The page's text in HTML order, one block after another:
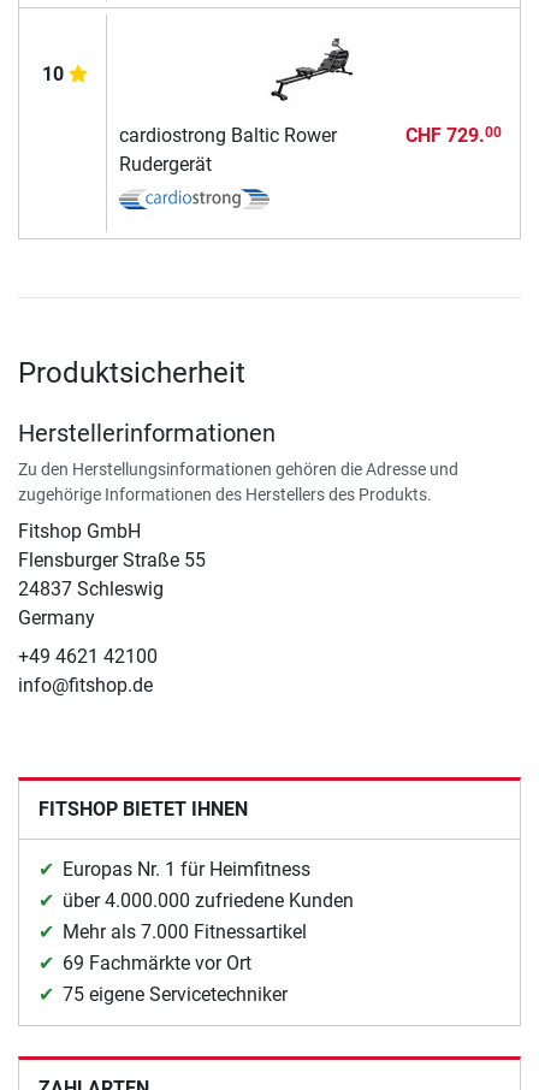
10
cardiostrong Baltic Rower
Rudergerät
CHF 729.00
Produktsicherheit
Herstellerinformationen
Zu den Herstellungsinformationen gehören die Adresse und
zugehörige Informationen des Herstellers des Produkts.
Fitshop GmbH
Flensburger Straße 55
24837 Schleswig
Germany
+49 4621 42100
info@fitshop.de
FITSHOP BIETET IHNEN
Europas Nr. 1 für Heimfitness
über 4.000.000 zufriedene Kunden
Mehr als 7.000 Fitnessartikel
69 Fachmärkte vor Ort
75 eigene Servicetechniker